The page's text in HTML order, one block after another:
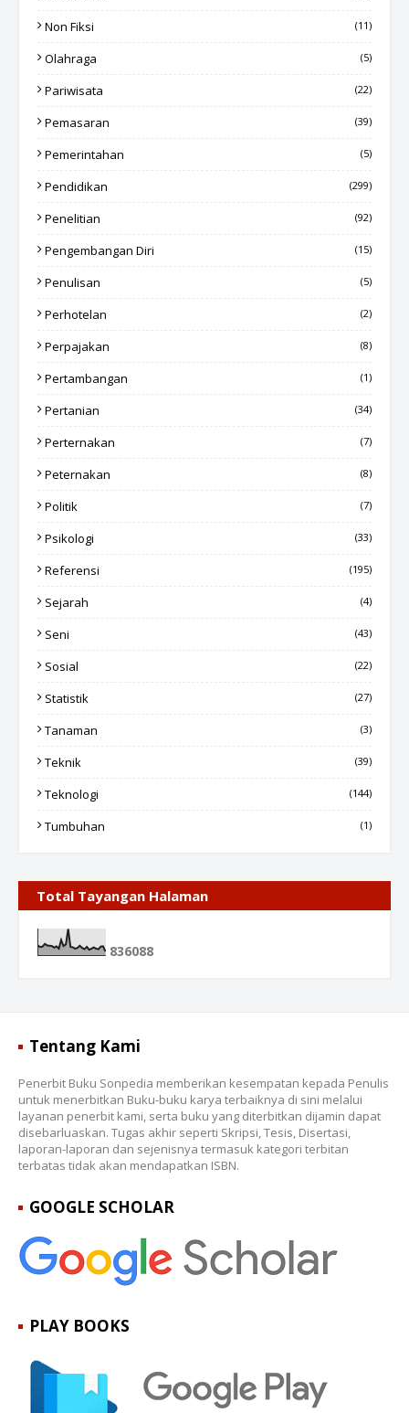
Non Fiksi (11)
Olahraga (5)
Pariwisata (22)
Pemasaran (39)
Pemerintahan (5)
Pendidikan (299)
Penelitian (92)
Pengembangan Diri (15)
Penulisan (5)
Perhotelan (2)
Perpajakan (8)
Pertambangan (1)
Pertanian (34)
Perternakan (7)
Peternakan (8)
Politik (7)
Psikologi (33)
Referensi (195)
Sejarah (4)
Seni (43)
Sosial (22)
Statistik (27)
Tanaman (3)
Teknik (39)
Teknologi (144)
Tumbuhan (1)
Total Tayangan Halaman
836088
Tentang Kami
Penerbit Buku Sonpedia memberikan kesempatan kepada Penulis
untuk menerbitkan Buku-buku karya terbaiknya di sini melalui
layanan penerbit kami, serta buku yang diterbitkan dijamin dapat
disebarluaskan. Tugas akhir seperti Skripsi, Tesis, Disertasi,
laporan-laporan dan sejenisnya termasuk kategori terbitan
terbatas tidak akan mendapatkan ISBN.
GOOGLE SCHOLAR
PLAY BOOKS